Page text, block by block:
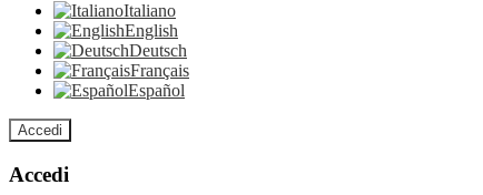
Italiano
English
Deutsch
Français
Español
Accedi
Accedi